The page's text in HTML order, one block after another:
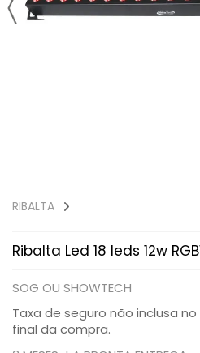
RIBALTA
Ribalta Led 18 leds 12w
SOG OU SHOWTECH
Taxa de seguro não inclusa
final da compra.